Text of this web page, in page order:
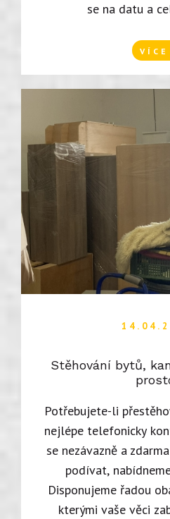
se na datu a
VÍCE
Stěhování bytů,
Potřebujete-li
nejlépe telefonicky
se nezávazně a
podívat,
Disponujeme řadou
kterými vaše věci